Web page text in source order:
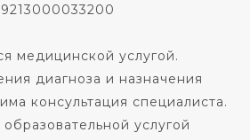
медицинской услугой.
диагноза и назначения
консультация специалиста.
услугой